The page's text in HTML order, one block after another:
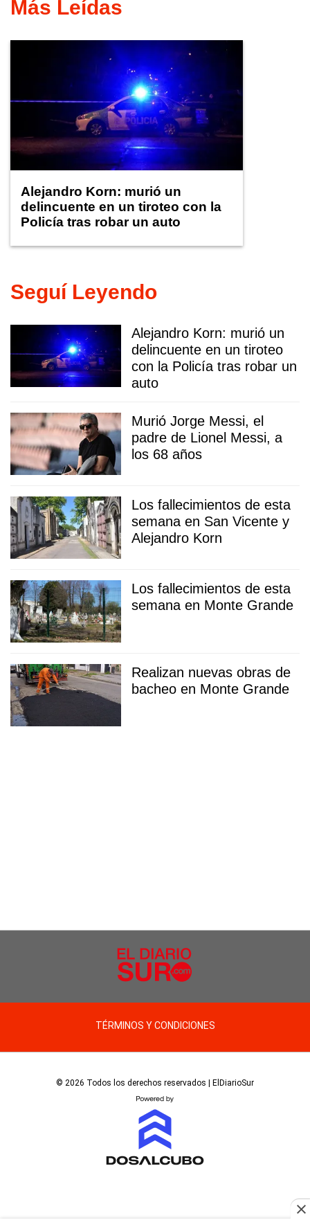
Más Leídas
Alejandro Korn: murió un
delincuente en un tiroteo con la
Policía tras robar un auto
Seguí Leyendo
Alejandro Korn: murió un
delincuente en un tiroteo
con la Policía tras robar un
auto
Murió Jorge Messi, el
padre de Lionel Messi, a
los 68 años
Los fallecimientos de esta
semana en San Vicente y
Alejandro Korn
Los fallecimientos de esta
semana en Monte Grande
Realizan nuevas obras de
bacheo en Monte Grande
TÉRMINOS Y CONDICIONES
© 2026 Todos los derechos reservados | ElDiarioSur